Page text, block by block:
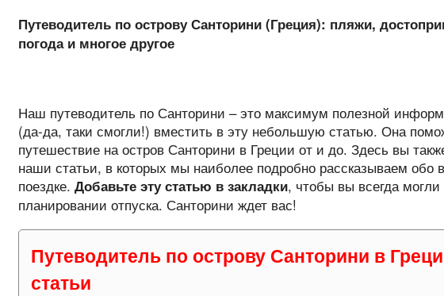
Путеводитель по острову Санторини (Греция): пляжи,
погода и многое другое
Наш путеводитель по Санторини – это максимум полезной
(да-да, таки смогли!) вместить в эту небольшую статью. Она
путешествие на остров Санторини в Греции от и до. Здесь вы
наши статьи, в которых мы наиболее подробно рассказываем обо
поездке. Добавьте эту статью в закладки, чтобы вы всегда могли
планировании отпуска. Санторини ждет вас!
Путеводитель по острову Санторини в
статьи